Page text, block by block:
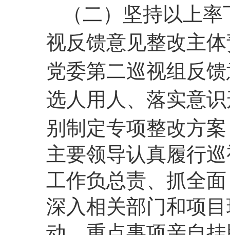
（二）坚持以上
视反馈意见整改主
党委第二巡视组反
选人用人、落实意
别制定专项整改方
主要领导认真履行
工作负总责、抓全
深入相关部门和项